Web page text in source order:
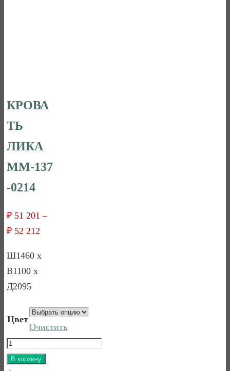
КРОВА
ТЬ
ЛИКА
ММ-137
-0214
₽ 51 201 –
₽ 52 212
Ш1460 x
В1100 x
Д2095
Цвет
Очистить
Количество
товара
В корзину